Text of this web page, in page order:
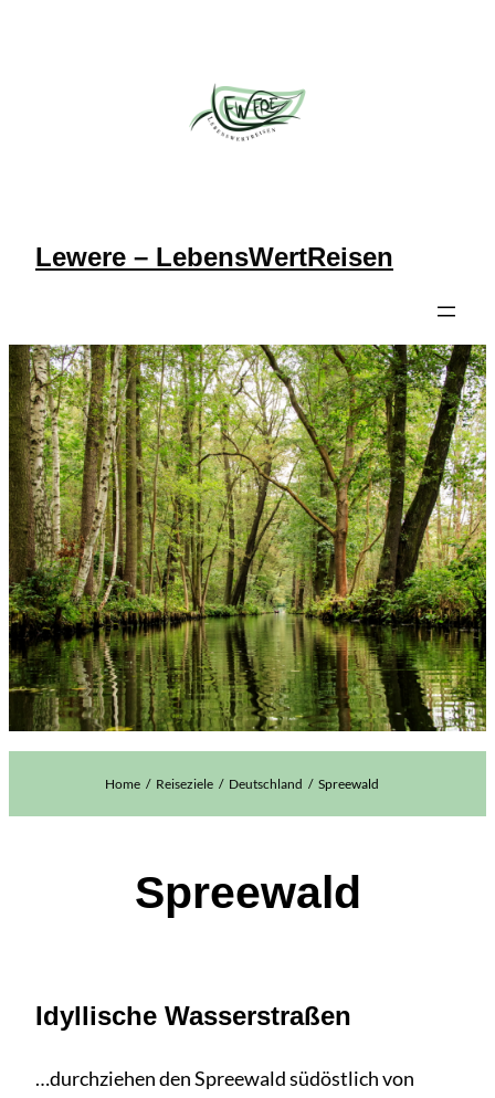
Lewere – LebensWertReisen
Home Reiseziele Deutschland Spreewald
Spreewald
Idyllische Wasserstraßen
…durchziehen den Spreewald südöstlich von